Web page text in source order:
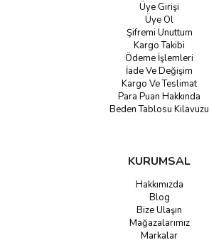
Üye Girişi
Üye Ol
Şifremi Unuttum
Kargo Takibi
Ödeme İşlemleri
İade Ve Değişim
Kargo Ve Teslimat
Para Puan Hakkında
Beden Tablosu Kılavuzu
KURUMSAL
Hakkımızda
Blog
Bize Ulaşın
Mağazalarımız
Markalar